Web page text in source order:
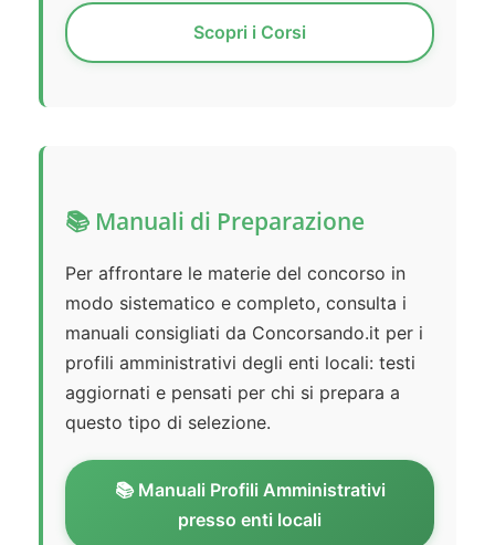
Scopri i Corsi
📚 Manuali di Preparazione
Per affrontare le materie del concorso in
modo sistematico e completo, consulta i
manuali consigliati da Concorsando.it per i
profili amministrativi degli enti locali: testi
aggiornati e pensati per chi si prepara a
questo tipo di selezione.
📚 Manuali Profili Amministrativi
presso enti locali